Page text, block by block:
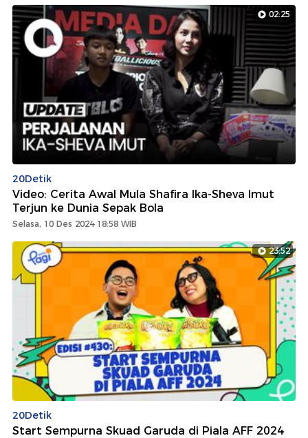
02:25
20Detik
Video: Cerita Awal Mula Shafira Ika-Sheva Imut
Terjun ke Dunia Sepak Bola
Selasa, 10 Des 2024 18:58 WIB
23:52
20Detik
Start Sempurna Skuad Garuda di Piala AFF 2024